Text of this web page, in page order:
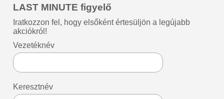
LAST MINUTE figyelő
Iratkozzon fel, hogy elsőként értesüljön a legújabb
akciókról!
Vezetéknév
Keresztnév